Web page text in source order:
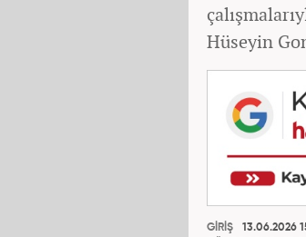
Hüseyin
GİRİŞ
13.06.2026